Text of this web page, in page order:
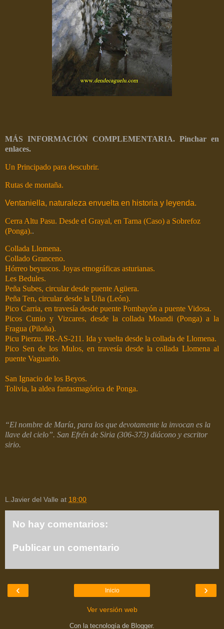
MÁS INFORMACIÓN COMPLEMENTARIA. Pinchar en
enlaces.
Un Principado para descubrir.
Rutas de montaña.
Ventaniella, naturaleza envuelta en historia y leyenda.
Cerra Altu Pasu. Desde el Grayal, en Tarna (Caso) a Sobrefoz
(Ponga)..
Collada Llomena.
Collado Granceno.
Hórreo beyuscos. Joyas etnográficas asturianas.
Les Bedules.
Peña Subes, circular desde puente Agüera.
Peña Ten, circular desde la Uña (León).
Pico Carria, en travesía desde puente Pombayón a puente Vidosa.
Picos Cunio y Vizcares, desde la collada Moandi (Ponga) a la
Fragua (Piloña).
Picu Pierzu. PR-AS-211. Ida y vuelta desde la collada de Llomena.
Pico Sen de los Mulos, en travesía desde la collada Llomena al
puente Vaguardo.
San Ignacio de los Beyos.
Tolivia, la aldea fantasmagórica de Ponga.
“El nombre de María, para los que devotamente la invocan es la
llave del cielo”. San Efrén de Siria (306-373) diácono y escritor
sirio.
L.Javier del Valle at 18:00
No hay comentarios:
Publicar un comentario
‹ ›
Inicio
Ver versión web
Con la tecnología de Blogger.